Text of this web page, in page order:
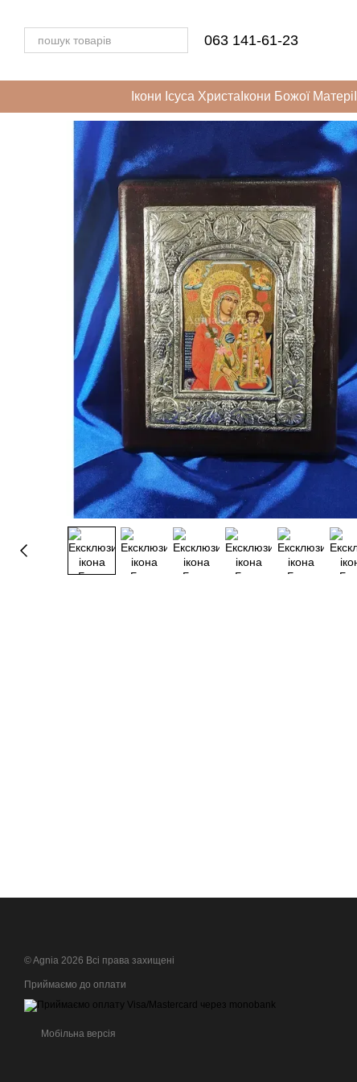
063 141-61-23
Ікони Ісуса Христа Ікони Божої Матері
© Agnia 2026 Всі права захищені
Приймаємо до оплати
Мобільна версія